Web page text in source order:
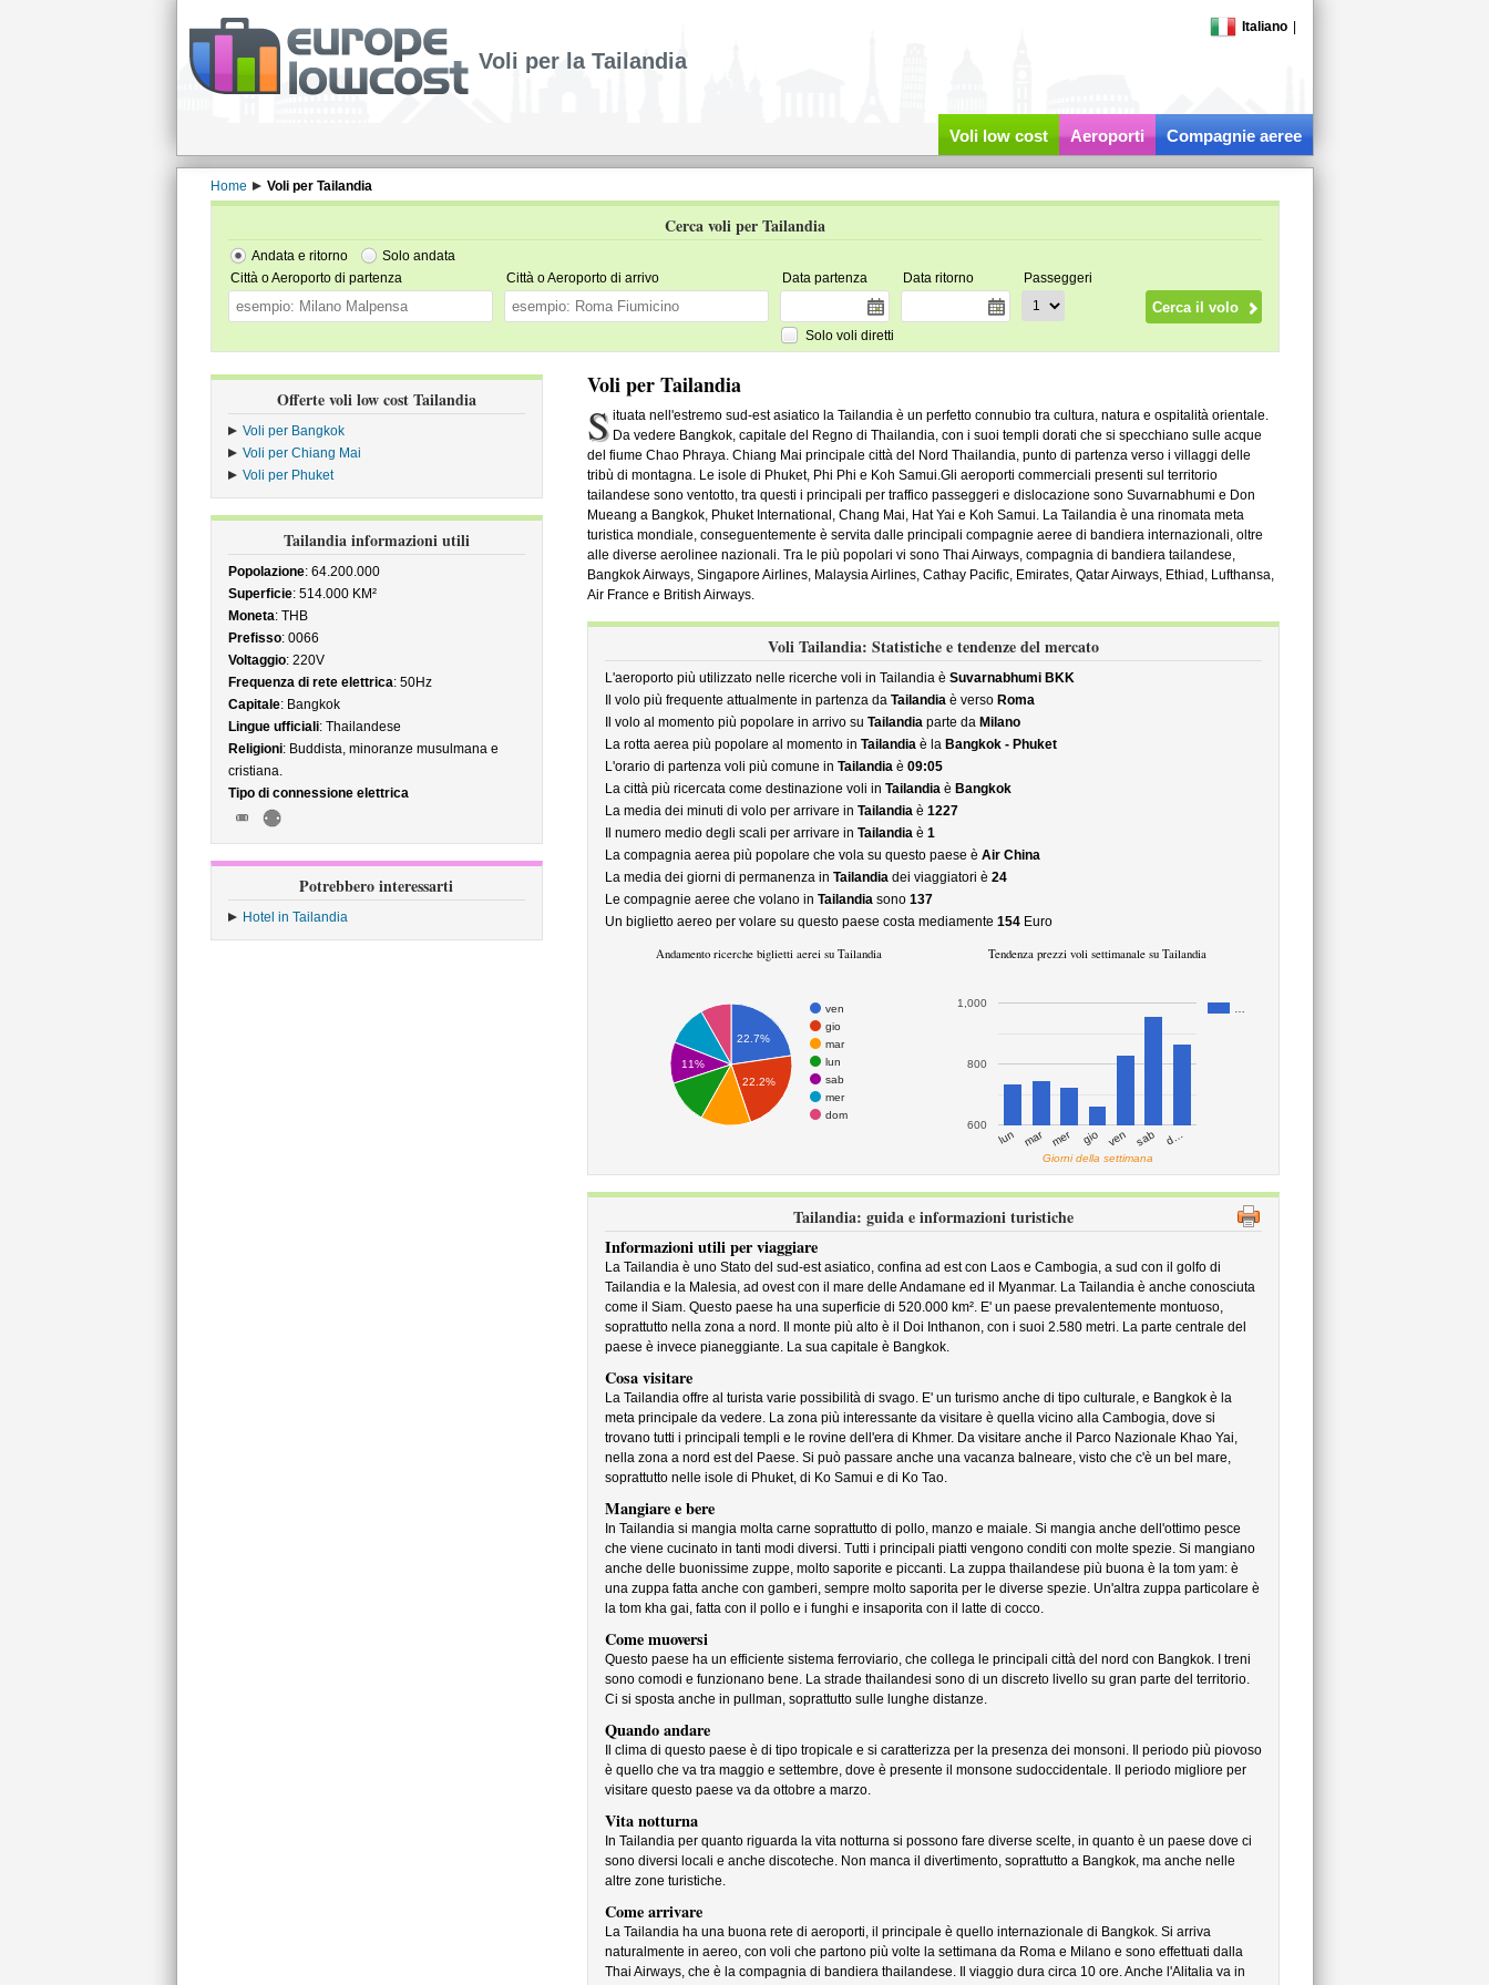
Italiano
Voli per la Tailandia
Voli low cost Aeroporti Compagnie aeree
Home Voli per Tailandia
Cerca voli per Tailandia
Andata e ritorno
Solo andata
Città o Aeroporto di partenza
Città o Aeroporto di arrivo Data partenza Data ritorno Passeggeri
Solo voli diretti
Offerte voli low cost Tailandia
Voli per Bangkok
Voli per Chiang Mai
Voli per Phuket
Tailandia informazioni utili
Popolazione: 64.200.000
Superficie: 514.000 KM²
Moneta: THB
Prefisso: 0066
Voltaggio: 220V
Frequenza di rete elettrica: 50Hz
Capitale: Bangkok
Lingue ufficiali: Thailandese
Religioni: Buddista, minoranze musulmana e
cristiana.
Tipo di connessione elettrica
Potrebbero interessarti
Hotel in Tailandia
Voli per Tailandia
S ituata nell'estremo sud-est asiatico la Tailandia è un perfetto connubio tra cultura, natura e ospitalità orientale.
Da vedere Bangkok, capitale del Regno di Thailandia, con i suoi templi dorati che si specchiano sulle acque
del fiume Chao Phraya. Chiang Mai principale città del Nord Thailandia, punto di partenza verso i villaggi delle
tribù di montagna. Le isole di Phuket, Phi Phi e Koh Samui.Gli aeroporti commerciali presenti sul territorio
tailandese sono ventotto, tra questi i principali per traffico passeggeri e dislocazione sono Suvarnabhumi e Don
Mueang a Bangkok, Phuket International, Chang Mai, Hat Yai e Koh Samui. La Tailandia è una rinomata meta
turistica mondiale, conseguentemente è servita dalle principali compagnie aeree di bandiera internazionali, oltre
alle diverse aerolinee nazionali. Tra le più popolari vi sono Thai Airways, compagnia di bandiera tailandese,
Bangkok Airways, Singapore Airlines, Malaysia Airlines, Cathay Pacific, Emirates, Qatar Airways, Ethiad, Lufthansa,
Air France e British Airways.
Voli Tailandia: Statistiche e tendenze del mercato
L'aeroporto più utilizzato nelle ricerche voli in Tailandia è Suvarnabhumi BKK
Il volo più frequente attualmente in partenza da Tailandiaè verso Roma
Il volo al momento più popolare in arrivo su Tailandiaparte da Milano
La rotta aerea più popolare al momento in Tailandiaè la Bangkok - Phuket
L'orario di partenza voli più comune in Tailandiaè 09:05
La città più ricercata come destinazione voli in Tailandiaè Bangkok
La media dei minuti di volo per arrivare in Tailandiaè 1227
Il numero medio degli scali per arrivare in Tailandiaè 1
La compagnia aerea più popolare che vola su questo paese è Air China
La media dei giorni di permanenza in Tailandiadei viaggiatori è 24
Le compagnie aeree che volano in Tailandiasono 137
Un biglietto aereo per volare su questo paese costa mediamente 154Euro
Andamento ricerche biglietti aerei su Tailandia
ven
gio
mar
lun
sab
mer
dom
22.7%
22.2%
11%
Tendenza prezzi voli settimanale su Tailandia
lun mar mer gio ven sab d…
600
800
1,000
Giorni della settimana
Tailandia: guida e informazioni turistiche
Informazioni utili per viaggiare
La Tailandia è uno Stato del sud-est asiatico, confina ad est con Laos e Cambogia, a sud con il golfo di
Tailandia e la Malesia, ad ovest con il mare delle Andamane ed il Myanmar. La Tailandia è anche conosciuta
come il Siam. Questo paese ha una superficie di 520.000 km². E' un paese prevalentemente montuoso,
soprattutto nella zona a nord. Il monte più alto è il Doi Inthanon, con i suoi 2.580 metri. La parte centrale del
paese è invece pianeggiante. La sua capitale è Bangkok.
Cosa visitare
La Tailandia offre al turista varie possibilità di svago. E' un turismo anche di tipo culturale, e Bangkok è la
meta principale da vedere. La zona più interessante da visitare è quella vicino alla Cambogia, dove si
trovano tutti i principali templi e le rovine dell'era di Khmer. Da visitare anche il Parco Nazionale Khao Yai,
nella zona a nord est del Paese. Si può passare anche una vacanza balneare, visto che c'è un bel mare,
soprattutto nelle isole di Phuket, di Ko Samui e di Ko Tao.
Mangiare e bere
In Tailandia si mangia molta carne soprattutto di pollo, manzo e maiale. Si mangia anche dell'ottimo pesce
che viene cucinato in tanti modi diversi. Tutti i principali piatti vengono conditi con molte spezie. Si mangiano
anche delle buonissime zuppe, molto saporite e piccanti. La zuppa thailandese più buona è la tom yam: è
una zuppa fatta anche con gamberi, sempre molto saporita per le diverse spezie. Un'altra zuppa particolare è
la tom kha gai, fatta con il pollo e i funghi e insaporita con il latte di cocco.
Come muoversi
Questo paese ha un efficiente sistema ferroviario, che collega le principali città del nord con Bangkok. I treni
sono comodi e funzionano bene. La strade thailandesi sono di un discreto livello su gran parte del territorio.
Ci si sposta anche in pullman, soprattutto sulle lunghe distanze.
Quando andare
Il clima di questo paese è di tipo tropicale e si caratterizza per la presenza dei monsoni. Il periodo più piovoso
è quello che va tra maggio e settembre, dove è presente il monsone sudoccidentale. Il periodo migliore per
visitare questo paese va da ottobre a marzo.
Vita notturna
In Tailandia per quanto riguarda la vita notturna si possono fare diverse scelte, in quanto è un paese dove ci
sono diversi locali e anche discoteche. Non manca il divertimento, soprattutto a Bangkok, ma anche nelle
altre zone turistiche.
Come arrivare
La Tailandia ha una buona rete di aeroporti, il principale è quello internazionale di Bangkok. Si arriva
naturalmente in aereo, con voli che partono più volte la settimana da Roma e Milano e sono effettuati dalla
Thai Airways, che è la compagnia di bandiera thailandese. Il viaggio dura circa 10 ore. Anche l'Alitalia va in